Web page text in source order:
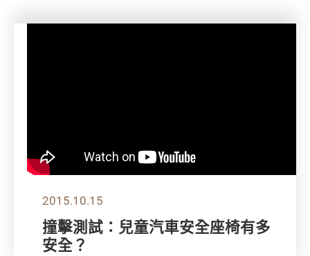
2015.10.15
撞擊測試：兒童汽車安全座椅有多
安全？